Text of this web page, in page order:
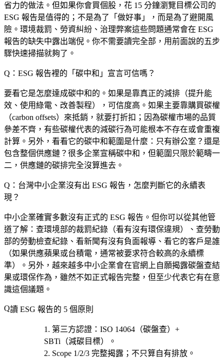
省力的做法。但如果你會買個股，花 15 分鐘瀏覽目標公司的
ESG 報告是值得的；不是為了「做好事」，而是為了避開風
險。環境裁罰、勞資糾紛、治理弊案這些問題通常會在 ESG
報告的缺失中露出端倪。你不需要讀完全部，用前面說的五步
驟快速掃描就夠了。
Q：ESG 報告裡的「碳中和」宣言可信嗎？
要看它是怎麼達成碳中和的。如果是靠真正的減排（提升能
效、使用綠電、改善製程），可信度高。如果主要靠購買碳權
（carbon offsets）來抵銷，就要打折扣；因為碳權市場的品質
參差不齊，有些碳權代表的減碳行為可能根本不存在或會重複
計算。另外，看看它的碳中和範圍是什麼：只有辦公室？還是
包含整個供應鏈？很多企業宣稱碳中和，但範圍只限於範疇一
二，供應鏈的碳排完全沒算進去。
Q：台灣中小企業沒有出 ESG 報告，怎麼判斷它的永續表
現？
中小企業確實多數沒有正式的 ESG 報告。但你可以從其他管
道了解：查環境部的裁罰紀錄（看有沒有環保違規）、查勞動
部的勞動檢查紀錄、看新聞有沒有負面報導、看它的客戶是誰
（如果供應蘋果或台積電，通常被要求符合較高的永續標
準）。另外，越來越多中小企業會在官網上自願揭露碳盤查結
果或環保作為，雖然不如正式報告完整，但至少代表它有在意
識這個議題。
讀 ESG 報告的 5 個原則
第三方認證 ：ISO 14064（碳盤查）+
SBTi（減碳目標）。
Scope 1/2/3 完整揭露 ；不只算自有排放。